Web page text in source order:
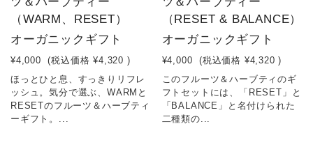
（WARM、RESET）
オーガニックギフト
¥4,000 (税込価格 ¥4,320 )
ほっとひと息、すっきりリフレ
ッシュ。気分で選ぶ、WARMと
RESETのフルーツ＆ハーブティ
ーギフト。...
（RESET & BALANCE）
オーガニックギフト
¥4,000 (税込価格 ¥4,320 )
このフルーツ＆ハーブティのギ
フトセットには、「RESET」と
「BALANCE」と名付けられた
二種類の...